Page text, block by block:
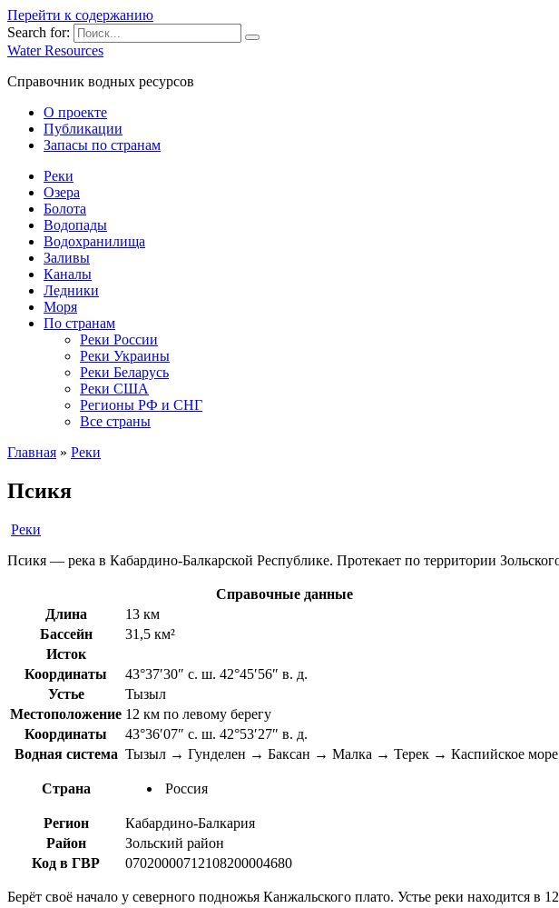
Перейти к содержанию
Search for:
Water Resources
Справочник водных ресурсов
О проекте
Публикации
Запасы по странам
Реки
Озера
Болота
Водопады
Водохранилища
Заливы
Каналы
Ледники
Моря
По странам
Реки России
Реки Украины
Реки Беларусь
Реки США
Регионы РФ и СНГ
Все страны
Главная » Реки
Псикя
Реки
Псикя — река в Кабардино-Балкарской Республике. Протекает по территории
Справочные данные
Длина
13 км
Бассейн
31,5 км²
Исток
Координаты
43°37′30″ с. ш. 42°45′56″ в. д.
Устье
Тызыл
Местоположение 12 км по левому берегу
Координаты
43°36′07″ с. ш. 42°53′27″ в. д.
Водная система Тызыл → Гунделен → Баксан → Малка → Терек → Каспийское море
Страна Россия
Регион
Кабардино-Балкария
Район
Зольский район
Код в ГВР
07020000712108200004680
Берёт своё начало у северного подножья Канжальского плато. Устье реки находится